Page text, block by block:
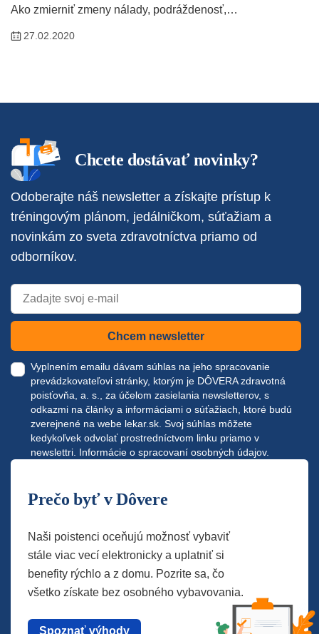
Ako zmierniť zmeny nálady, podráždenosť,…
27.02.2020
Chcete dostávať novinky?
Odoberajte náš newsletter a získajte prístup k
tréningovým plánom, jedálničkom, súťažiam a
novinkám zo sveta zdravotníctva priamo od
odborníkov.
Chcem newsletter
Vyplnením emailu dávam súhlas na jeho spracovanie
prevádzkovateľovi stránky, ktorým je DÔVERA zdravotná
poisťovňa, a. s., za účelom zasielania newsletterov, s
odkazmi na články a informáciami o súťažiach, ktoré budú
zverejnené na webe lekar.sk . Svoj súhlas môžete
kedykoľvek odvolať prostredníctvom linku priamo v
newslettri. Informácie o spracovaní osobných údajov.
Prečo byť v Dôvere
Naši poistenci oceňujú možnosť vybaviť
stále viac vecí elektronicky a uplatniť si
benefity rýchlo a z domu. Pozrite sa, čo
všetko získate bez osobného vybavovania.
Spoznať výhody